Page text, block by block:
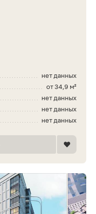
нет данных
от 34,9 м²
нет данных
нет данных
нет данных